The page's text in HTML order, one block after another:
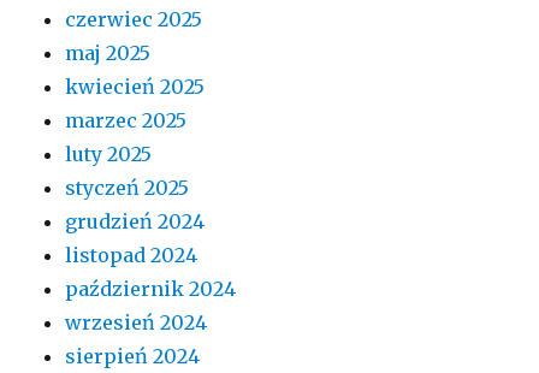
czerwiec 2025
maj 2025
kwiecień 2025
marzec 2025
luty 2025
styczeń 2025
grudzień 2024
listopad 2024
październik 2024
wrzesień 2024
sierpień 2024